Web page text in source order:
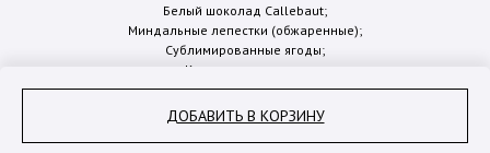
ДОБАВИТЬ В КОРЗИНУ
Белый шоколад Callebaut;
Миндальные лепестки (обжаренные);
Сублимированные ягоды;
Кокосовая стружка;
Шоколадные шарики Crispearls;